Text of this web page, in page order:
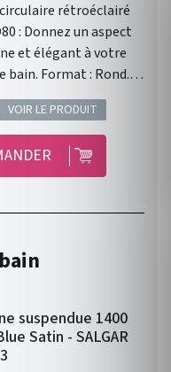
rétroéclairé
: Donnez un aspect
et élégant à votre
: Rond.
Épaisseur :
Fabrication :
Garantie 3
en 2 formats,
parfaitement à
VOIR LE PRODUIT
suspendue 1400
Satin - SALGAR